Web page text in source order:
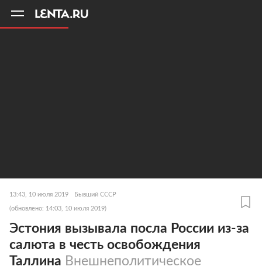
13:43, 10 июля 2019 Бывший СССР
(обновлено: 14:03, 10 июля 2019)
Эстония вызывала посла России из-за
салюта в честь освобождения
Таллина Внешнеполитическое